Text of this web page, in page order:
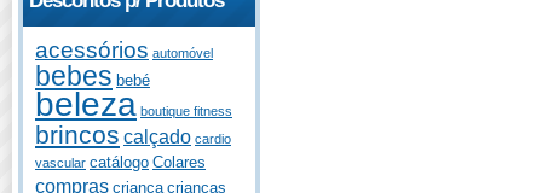
acessórios automóvel
bebes bebé
beleza boutique fitness
brincos calçado cardio
vascular catálogo Colares
compras criança crianças